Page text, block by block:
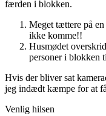
færden i blokken.
Meget tættere på
ikke komme!!
Husmødet
personer i blokken
Hvis der bliver sat
jeg indædt kæmpe for at
Venlig hilsen